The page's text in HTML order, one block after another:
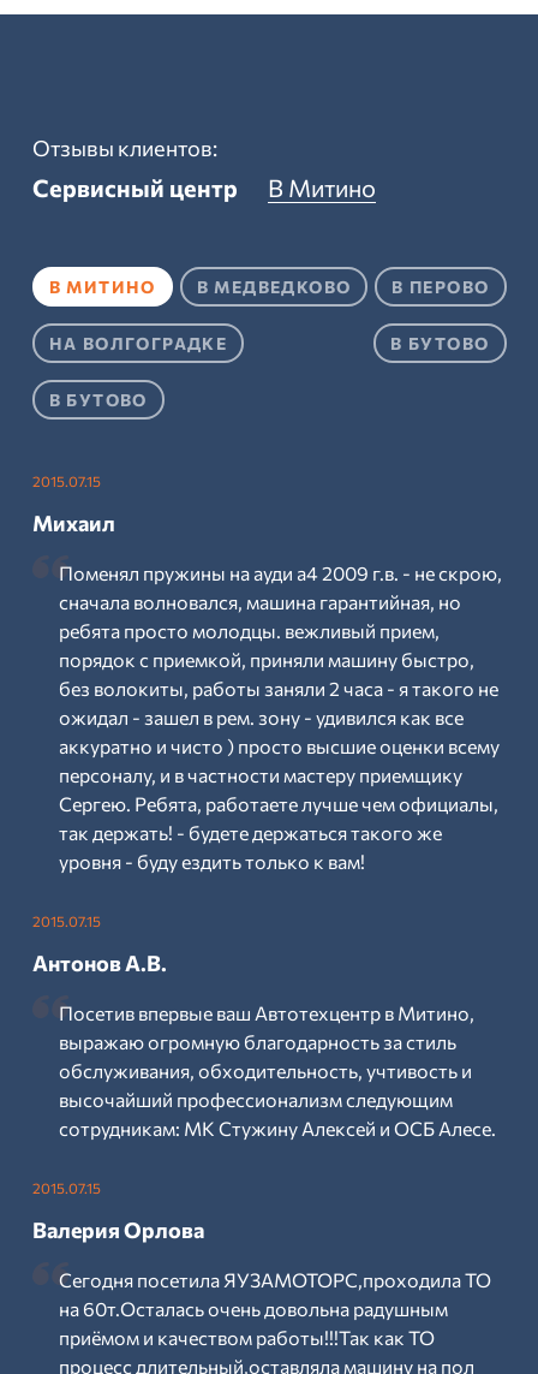
Отзывы клиентов:
Сервисный центр В Митино
В МИТИНО В МЕДВЕДКОВО В ПЕРОВО
НА ВОЛГОГРАДКЕ В БУТОВО
В БУТОВО
2015.07.15
Михаил
Поменял пружины на ауди а4 2009 г.в. - не скрою,
сначала волновался, машина гарантийная, но
ребята просто молодцы. вежливый прием,
порядок с приемкой, приняли машину быстро,
без волокиты, работы заняли 2 часа - я такого не
ожидал - зашел в рем. зону - удивился как все
аккуратно и чисто ) просто высшие оценки всему
персоналу, и в частности мастеру приемщику
Сергею. Ребята, работаете лучше чем официалы,
так держать! - будете держаться такого же
уровня - буду ездить только к вам!
2015.07.15
Антонов А.В.
Посетив впервые ваш Автотехцентр в Митино,
выражаю огромную благодарность за стиль
обслуживания, обходительность, учтивость и
высочайший профессионализм следующим
сотрудникам: МК Стужину Алексей и ОСБ Алесе.
2015.07.15
Валерия Орлова
Сегодня посетила ЯУЗАМОТОРС,проходила ТО
на 60т.Осталась очень довольна радушным
приёмом и качеством работы!!!Так как ТО
процесс длительный,оставляла машину на пол